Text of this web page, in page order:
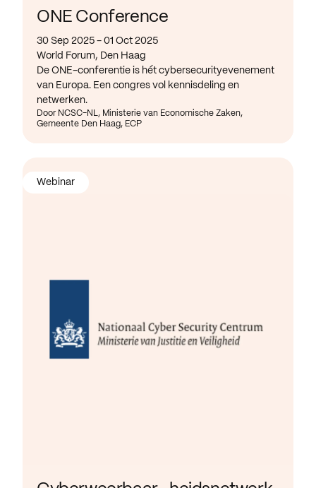
ONE Conference
30 Sep 2025 - 01 Oct 2025
World Forum, Den Haag
De ONE-conferentie is hét cybersecurityevenement
van Europa. Een congres vol kennisdeling en
netwerken.
Door NCSC-NL, Ministerie van Economische Zaken,
Gemeente Den Haag, ECP
Webinar